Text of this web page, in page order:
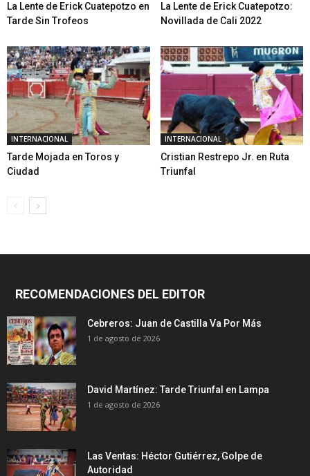
La Lente de Erick Cuatepotzo en
Tarde Sin Trofeos
La Lente de Erick Cuatepotzo:
Novillada de Cali 2022
INTERNACIONAL
Tarde Mojada en Toros y
Ciudad
INTERNACIONAL
Cristian Restrepo Jr. en Ruta
Triunfal
RECOMENDACIONES DEL EDITOR
Cebreros: Juan de Castilla Va Por Más
1 de agosto de 2026
David Martínez: Tarde Triunfal en Lampa
1 de agosto de 2026
Las Ventas: Héctor Gutiérrez, Golpe de
Autoridad